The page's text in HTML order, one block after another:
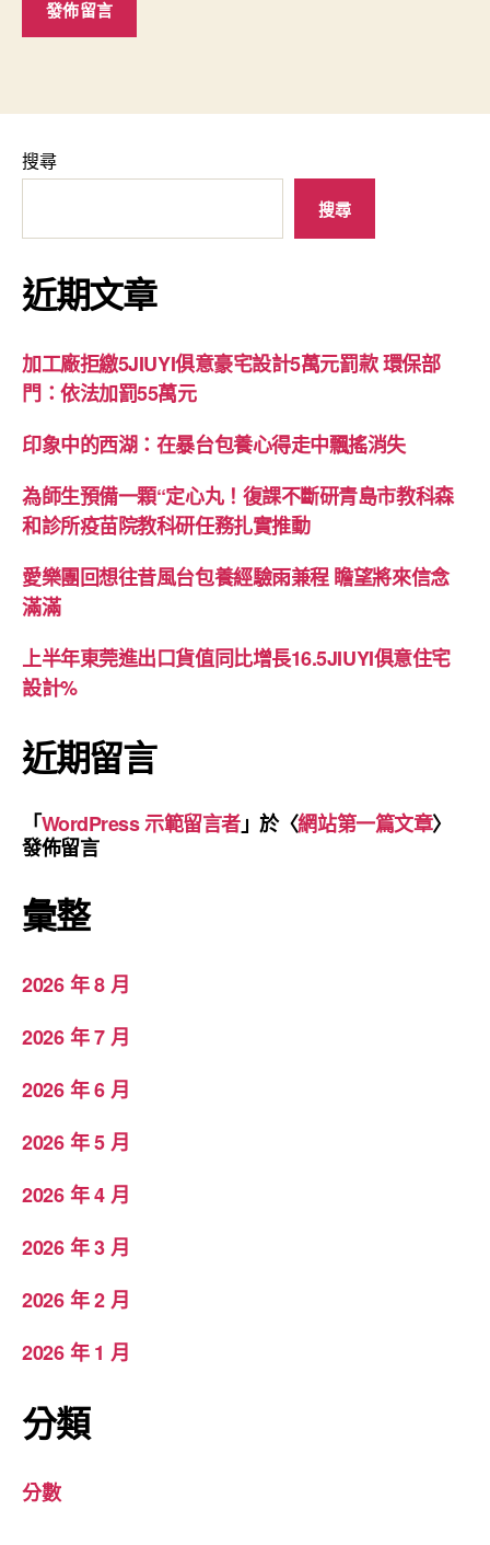
搜尋
搜尋
近期文章
加工廠拒繳5JIUYI俱意豪宅設計5萬元罰款 環保部
門：依法加罰55萬元
印象中的西湖：在暴台包養心得走中飄搖消失
為師生預備一顆“定心丸！復課不斷研青島市教科森
和診所疫苗院教科研任務扎實推動
愛樂團回想往昔風台包養經驗雨兼程 瞻望將來信念
滿滿
上半年東莞進出口貨值同比增長16.5JIUYI俱意住宅
設計%
近期留言
「WordPress 示範留言者」於〈網站第一篇文章〉
發佈留言
彙整
2026 年 8 月
2026 年 7 月
2026 年 6 月
2026 年 5 月
2026 年 4 月
2026 年 3 月
2026 年 2 月
2026 年 1 月
分類
分數